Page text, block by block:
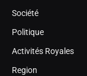
Société
Politique
Activités Royales
Region